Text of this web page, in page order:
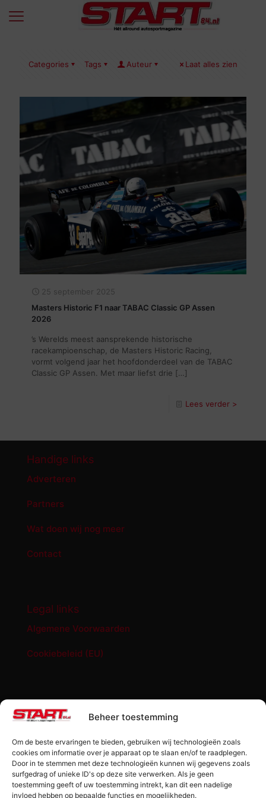
Beheer toestemming
Om de beste ervaringen te bieden, gebruiken wij technologieën zoals
cookies om informatie over je apparaat op te slaan en/of te raadplegen.
Door in te stemmen met deze technologieën kunnen wij gegevens zoals
surfgedrag of unieke ID's op deze site verwerken. Als je geen
toestemming geeft of uw toestemming intrekt, kan dit een nadelige
invloed hebben op bepaalde functies en mogelijkheden.
Categories Tags Auteur Laat alles zien
25 september 2025
Masters Historic F1 naar TABAC Classic GP Assen
2026
’s Werelds meest aansprekende historische
racekampioenschap, de Masters Historic Racing,
vormt volgend jaar het hoofdonderdeel van de TABAC
Classic GP Assen. Met maar liefst drie […]
Lees verder >
Handige links
Adverteren
Partners
Wat doen wij nog meer
Contact
Legal links
Algemene Voorwaarden
Cookiebeleid (EU)
START '84 shop
Losse editie Start ’84
Start ’84 Merchandise